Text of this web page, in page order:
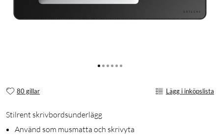
80 gillar Lägg i inköpslista
Stilrent skrivbordsunderlägg
Använd som musmatta och skrivyta